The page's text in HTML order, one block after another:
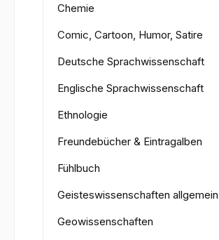
Chemie
Comic, Cartoon, Humor, Satire
Deutsche Sprachwissenschaft
Englische Sprachwissenschaft
Ethnologie
Freundebücher & Eintragalben
Fühlbuch
Geisteswissenschaften allgemein
Geowissenschaften